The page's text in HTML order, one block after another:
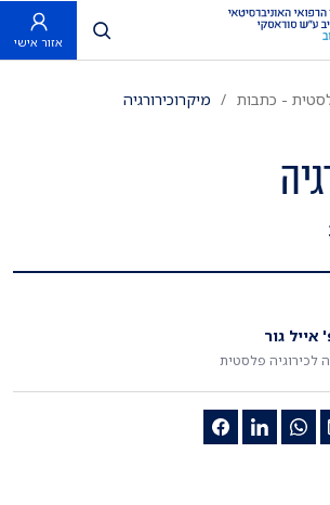
פתח חיפוש
אזור אישי
- כתבות מיקרוכירורגיה
גור
לכירוגיה פלסטית